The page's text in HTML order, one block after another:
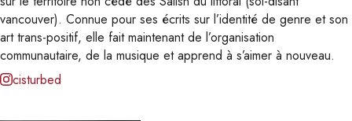
vancouver). Connue pour ses écrits sur l’identité de genre et son
art trans-positif, elle fait maintenant de l’organisation
communautaire, de la musique et apprend à s’aimer à nouveau.
cisturbed